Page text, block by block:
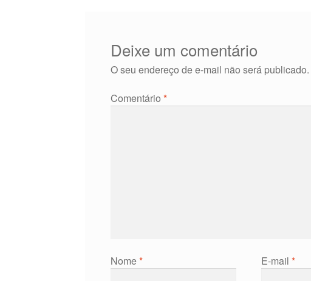
Deixe um comentário
O seu endereço de e-mail não será publicado.
Comentário *
Nome* E-mail *